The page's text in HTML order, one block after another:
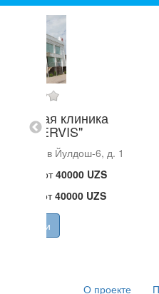
клиника
SERVIS"
район,м-в Йулдош-6, д. 1
прием от40000 UZS
прием от40000 UZS
Перейти
О проекте